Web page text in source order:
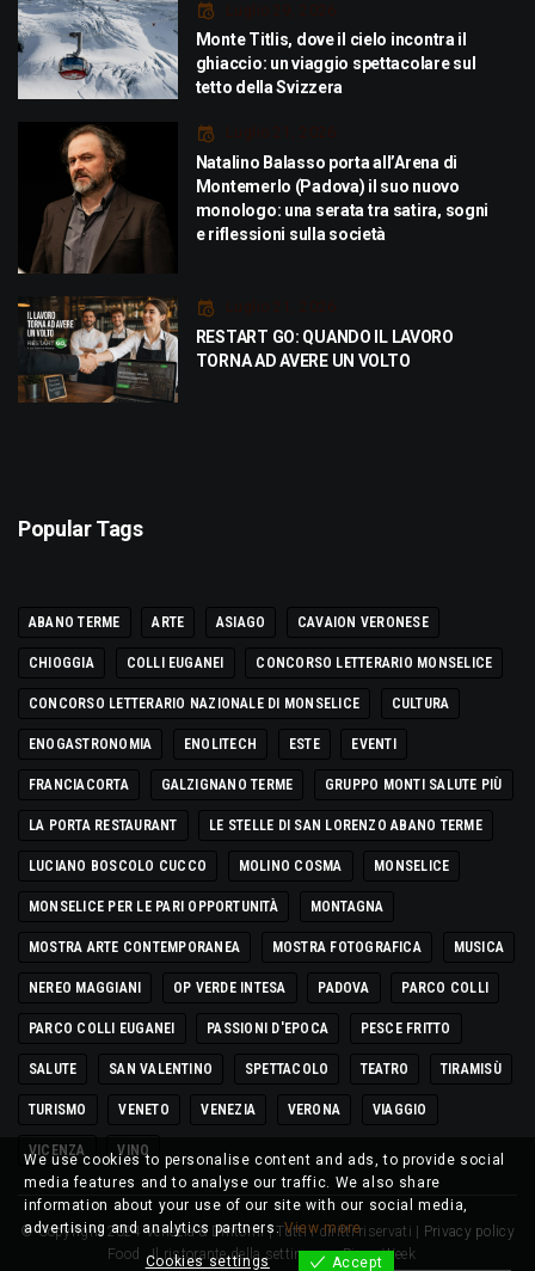
Luglio 29, 2026
Monte Titlis, dove il cielo incontra il
ghiaccio: un viaggio spettacolare sul
tetto della Svizzera
Luglio 21, 2026
Natalino Balasso porta all’Arena di
Montemerlo (Padova) il suo nuovo
monologo: una serata tra satira, sogni
e riflessioni sulla società
Luglio 21, 2026
RESTART GO: QUANDO IL LAVORO
TORNA AD AVERE UN VOLTO
Popular Tags
ABANO TERME ARTE ASIAGO CAVAION VERONESE
CHIOGGIA COLLI EUGANEI CONCORSO LETTERARIO MONSELICE
CONCORSO LETTERARIO NAZIONALE DI MONSELICE CULTURA
ENOGASTRONOMIA ENOLITECH ESTE EVENTI
FRANCIACORTA GALZIGNANO TERME GRUPPO MONTI SALUTE PIÙ
LA PORTA RESTAURANT LE STELLE DI SAN LORENZO ABANO TERME
LUCIANO BOSCOLO CUCCO MOLINO COSMA MONSELICE
MONSELICE PER LE PARI OPPORTUNITÀ MONTAGNA
MOSTRA ARTE CONTEMPORANEA MOSTRA FOTOGRAFICA MUSICA
NEREO MAGGIANI OP VERDE INTESA PADOVA PARCO COLLI
PARCO COLLI EUGANEI PASSIONI D'EPOCA PESCE FRITTO
SALUTE SAN VALENTINO SPETTACOLO TEATRO TIRAMISÙ
TURISMO VENETO VENEZIA VERONA VIAGGIO
VICENZA VINO
© Copyright 2024 Venezia & Dintorni | Tutti i diritti riservati |
Privacy policy
Food
Il ristorante della settimana Pizza Week
We use cookies to personalise content and ads, to provide social
media features and to analyse our traffic. We also share
information about your use of our site with our social media,
advertising and analytics partners.View more
Cookies settings
Accept